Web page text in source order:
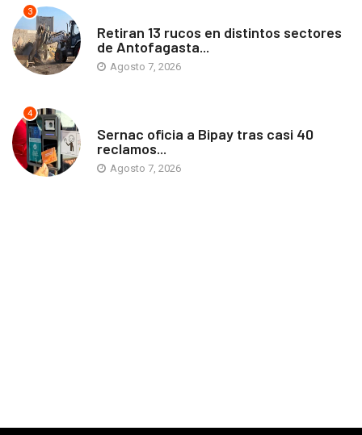
3
Retiran 13 rucos en distintos sectores
de Antofagasta...
Agosto 7, 2026
4
Sernac oficia a Bipay tras casi 40
reclamos...
Agosto 7, 2026